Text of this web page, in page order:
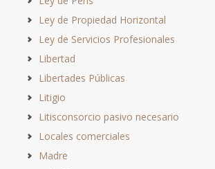
Ley de Propiedad Horizontal
Ley de Servicios Profesionales
Libertad
Libertades Públicas
Litigio
Litisconsorcio pasivo necesario
Locales comerciales
Madre